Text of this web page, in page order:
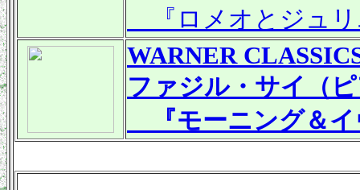
『ロメオとジュリ
WARNER
ファジル・サイ（
『モーニング＆イ